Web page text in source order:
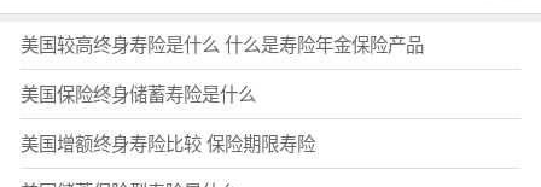
美国较高终身寿险是什么 什么是寿险年金保险产品
美国保险终身储蓄寿险是什么
美国增额终身寿险比较 保险期限寿险